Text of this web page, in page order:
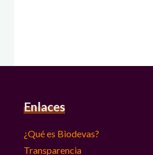
Enlaces
¿Qué es Biodevas?
Transparencia